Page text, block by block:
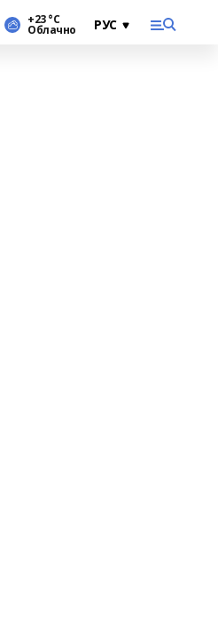
+23 °С
Облачно